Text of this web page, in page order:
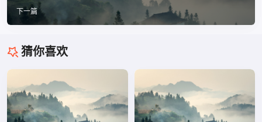
下一篇
猜你喜欢